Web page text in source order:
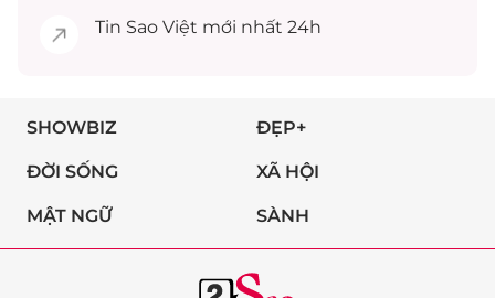
Tin Sao Việt mới nhất 24h
SHOWBIZ ĐẸP+
ĐỜI SỐNG XÃ HỘI
MẬT NGỮ SÀNH